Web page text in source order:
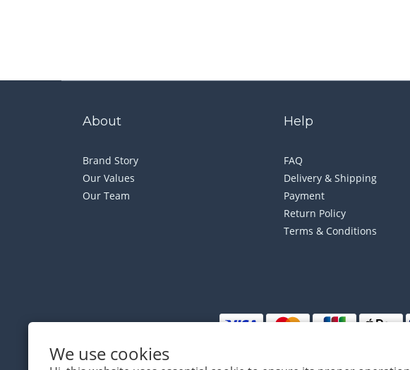
We use cookies
About
Brand Story
Our Values
Our Team
Help
FAQ
Delivery & Shipping
Payment
Return Policy
Terms & Conditions